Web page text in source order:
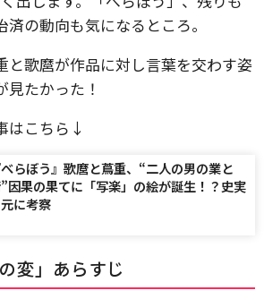
の動向も気になるところ。
と歌麿が作品に対し言葉を交わす姿
たかった！
はこちら↓
べらぼう』歌麿と蔦重、“二人の男の業と
因果の果てに「写楽」の絵が誕生！？史実
に考察
変」あらすじ